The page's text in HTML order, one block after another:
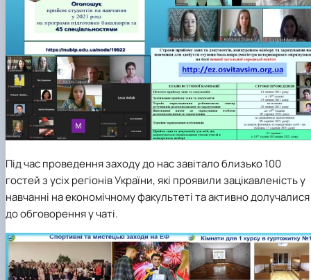
Під час проведення заходу до нас завітало близько 100
гостей з усіх регіонів України, які проявили зацікавленість у
навчанні на економічному факультеті та активно долучалися
до обговорення у чаті.